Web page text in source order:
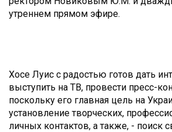
утреннем прямом эфире.
Хосе Луис с радостью готов дать
выступить на ТВ, провести пресс-
поскольку его главная цель на
установление творческих,
личных контактов, а также, - поиск